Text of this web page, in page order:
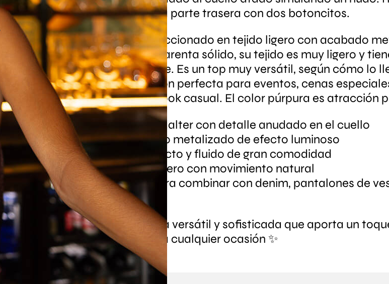
se ata en la parte trasera con dos botoncitos.
Está confeccionado en tejido ligero con acabado
aunque aparenta sólido, su tejido es muy ligero y
caída suave. Es un top muy versátil, según cómo lo
ser la opción perfecta para eventos, cenas
elevar un look casual. El color púrpura es atracción
💛 Escote halter con detalle anudado en el cuello
💛 Acabado metalizado de efecto luminoso
💛 Corte recto y fluido de gran comodidad
💛 Tejido ligero con movimiento natural
💛 Ideal para combinar con denim, pantalones de
elegantes
Una prenda versátil y sofisticada que aporta un
elegancia a cualquier ocasión ✨